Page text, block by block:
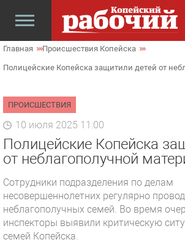
Главная Происшествия Копейска
Полицейские Копейска защитили детей от
ПРОИСШЕСТВИЯ
10 июля 2025 11:00
Полицейские Копейска
от неблагополучной
Сотрудники подразделения по делам
несовершеннолетних регулярно
неблагополучных семей. Во время
инспекторы выявили критическую
семей Копейска.